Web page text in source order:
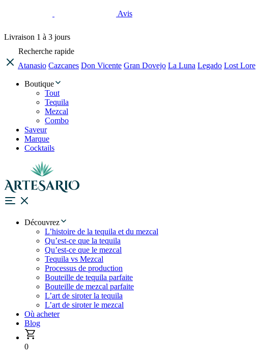
Avis
Livraison 1 à 3 jours
Recherche rapide
Atanasio Cazcanes Don Vicente Gran Dovejo La Luna Legado Lost Lore
Boutique
Tout
Tequila
Mezcal
Combo
Saveur
Marque
Cocktails
Découvrez
L’histoire de la tequila et du mezcal
Qu’est-ce que la tequila
Qu’est-ce que le mezcal
Tequila vs Mezcal
Processus de production
Bouteille de tequila parfaite
Bouteille de mezcal parfaite
L’art de siroter la tequila
L’art de siroter le mezcal
Où acheter
Blog
0